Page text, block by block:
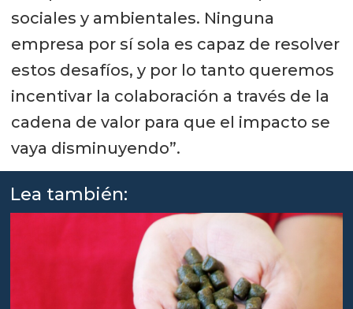
sociales y ambientales. Ninguna
empresa por sí sola es capaz de resolver
estos desafíos, y por lo tanto queremos
incentivar la colaboración a través de la
cadena de valor para que el impacto se
vaya disminuyendo”.
Lea también: